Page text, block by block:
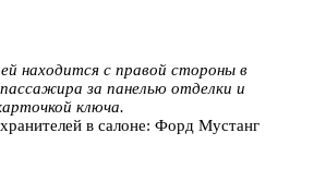
находится с правой стороны в
за панелью отделки и
ключа.